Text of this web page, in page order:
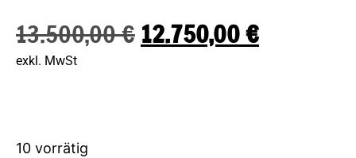
13.500,00€ 12.750,00€
exkl. MwSt
10 vorrätig